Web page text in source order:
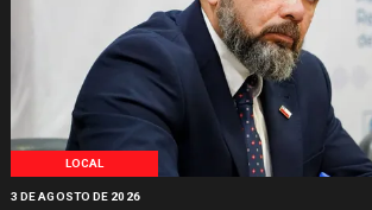
LOCAL
3 DE AGOSTO DE 2026